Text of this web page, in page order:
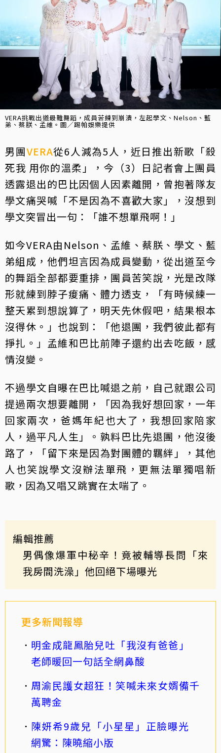
VERA挑戰出道最難舞蹈，成員苦練到崩潰，左起學文、Nelson、藍
弟、蔡朕、孟維。圖／踢帕娛樂提供
男團VERA從6人減為5人，近日推出新歌「殺
死我 用你的溫柔」，今（3）日記者會上團員
透露退出的巴比因個人因素離開，曾抱著隊友
學文痛哭喊「不是因為不喜歡大家」，沒想到
學文突冒出一句：「誰不想單飛啊！」
如今VERA由Nelson、孟維、蔡朕、學文、藍
弟組成，他們坦言因為成員變動，從出道至今
的舞蹈全部都要重排，團員苦笑說，光是改隊
形就練到脖子痠痛、體力透支，「有時候練一
整天累到想說算了，明天先休假吧，結果根本
沒得休。」也說到：「他退團，我們彼此都有
掙扎。」孟維和巴比前陣子還約出去吃飯，感
情沒變。
不過學文自曝在巴比喊退之前，自己就跟公司
提過兩次想要離開，「因為我好想回家，一年
回家兩次，爸媽年紀也大了，我想回家陪家
人，過平凡人生」。孰料巴比先退團，他沒後
路了，「留下來是因為對團體的羈絆」，其他
人也笑說學文沒辦法單飛，更無法單獨唱新
歌，因為又唱又跳實在太喘了。
編輯推薦
男偶像爆軍中秘辛！竟被輔導長問「來
我房間洗澡」他回絕下場曝光
更多新聞報導
明金成龍鳳胎兒吐「我沒有爸爸」
老師暖回一句話全網鼻酸
周渝民護女超狂！笑喊未來女婿備千
萬聘金
陳妍希9歲兒「小星星」正臉曝光
網驚：陳曉縮小版